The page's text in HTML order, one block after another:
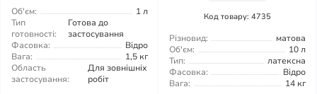
Об'єм:
1 л
Тип
готовності:
Готова до
застосування
Фасовка:
Відро
Вага:
1,5 кг
Область
застосування:
Для зовнішніх
робіт
Код товару: 4735
Різновид:
матова
Об'єм:
10 л
Тип:
латексна
Фасовка:
Відро
Вага:
14 кг